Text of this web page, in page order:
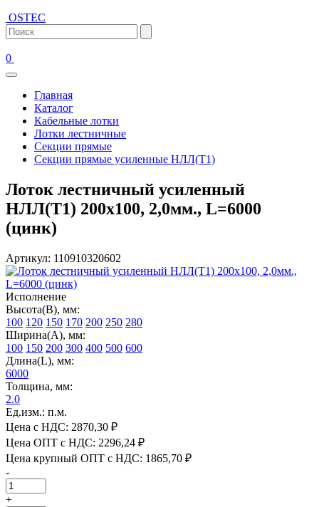
OSTEC
0
Главная
Каталог
Кабельные лотки
Лотки лестничные
Секции прямые
Секции прямые усиленные НЛЛ(Т1)
Лоток лестничный усиленный
НЛЛ(Т1) 200х100, 2,0мм., L=6000
(цинк)
Артикул: 110910320602
Исполнение
Высота(В), мм:
100 120 150 170 200 250 280
Ширина(А), мм:
100 150 200 300 400 500 600
Длина(L), мм:
6000
Толщина, мм:
2.0
Ед.изм.: п.м.
Цена с НДС: 2870,30 ₽
Цена ОПТ с НДС: 2296,24 ₽
Цена крупный ОПТ с НДС: 1865,70 ₽
-
+